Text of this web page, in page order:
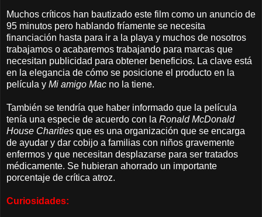
Muchos críticos han bautizado este film como un anuncio de
95 minutos pero hablando fríamente se necesita
financiación hasta para ir a la playa y muchos de nosotros
trabajamos o acabaremos trabajando para marcas que
necesitan publicidad para obtener beneficios. La clave está
en la elegancia de cómo se posicione el producto en la
película y Mi amigo Mac no la tiene.
También se tendría que haber informado que la película
tenía una especie de acuerdo con la Ronald McDonald
House Charities que es una organización que se encarga
de ayudar y dar cobijo a familias con niños gravemente
enfermos y que necesitan desplazarse para ser tratados
médicamente. Se hubieran ahorrado un importante
porcentaje de crítica atroz.
Curiosidades: